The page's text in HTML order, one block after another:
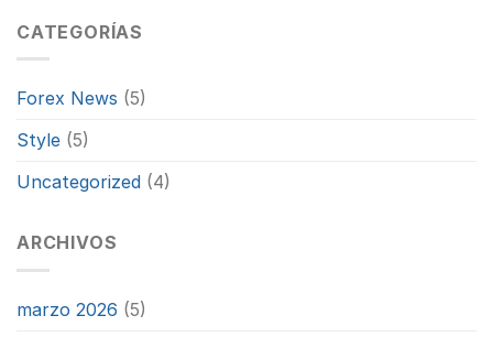
CATEGORÍAS
Forex News (5)
Style (5)
Uncategorized (4)
ARCHIVOS
marzo 2026 (5)